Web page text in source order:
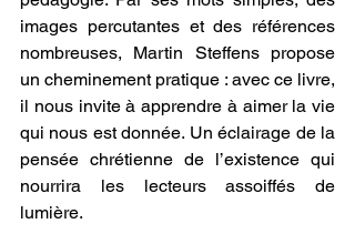
images percutantes et des références
nombreuses, Martin Steffens propose
un cheminement pratique : avec ce livre,
il nous invite à apprendre à aimer la vie
qui nous est donnée. Un éclairage de la
pensée chrétienne de l’existence qui
nourrira les lecteurs assoiffés de
lumière.